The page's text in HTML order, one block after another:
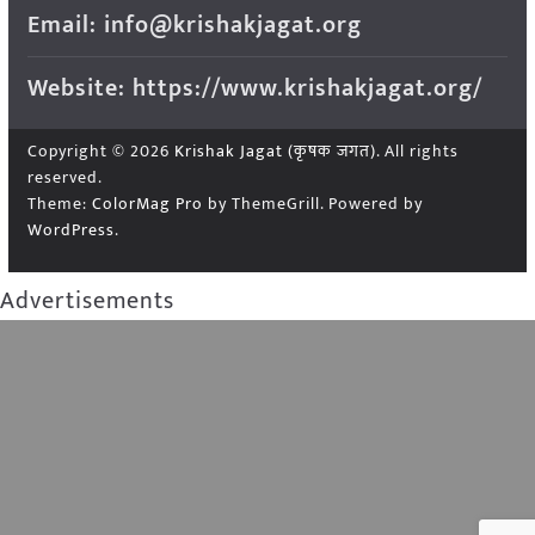
Email: info@krishakjagat.org
Website: https://www.krishakjagat.org/
Copyright © 2026 Krishak Jagat (कृषक जगत). All rights
reserved.
Theme: ColorMag Pro by ThemeGrill. Powered by
WordPress.
Advertisements